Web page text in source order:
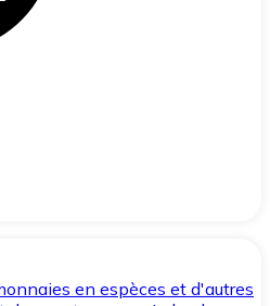
en espèces et d'autres